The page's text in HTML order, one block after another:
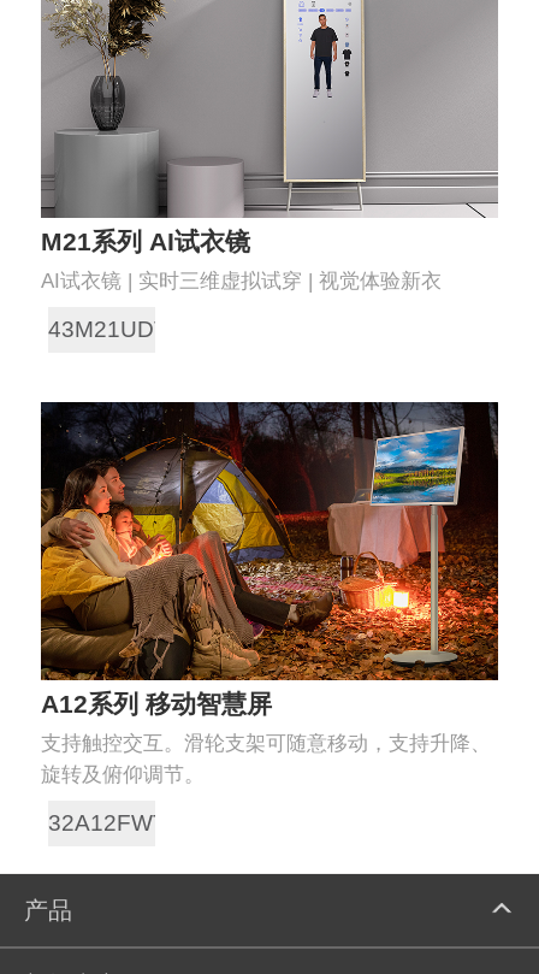
M21系列 AI试衣镜
AI试衣镜 | 实时三维虚拟试穿 | 视觉体验新衣
43M21UDT
A12系列 移动智慧屏
支持触控交互。滑轮支架可随意移动，支持升降、
旋转及俯仰调节。
32A12FWT
产品